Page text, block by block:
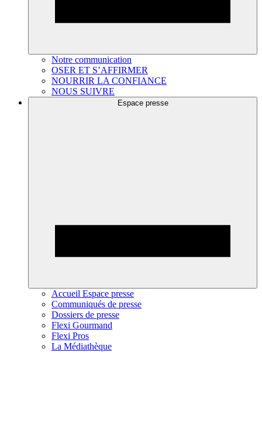
Notre communication
OSER ET S’AFFIRMER
NOURRIR LA CONFIANCE
NOUS SUIVRE
Espace presse
Accueil Espace presse
Communiqués de presse
Dossiers de presse
Flexi Gourmand
Flexi Pros
La Médiathèque